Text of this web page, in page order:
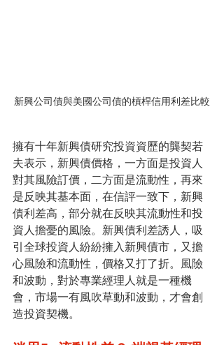
新興公司債與美國公司債的槓桿信用利差比較
擁有十年新興債研究投資資歷的龔契若
夫表示，新興債價格，一方面是投資人
對其風險訂價，二方面是流動性，再來
是反映其基本面，在信評一致下，新興
債利差高，部分就在反映其流動性和投
資人擔憂的風險。新興債利差誘人，吸
引全球投資人紛紛擁入新興債市，又擔
心風險和流動性，價格又打了折。風險
和波動，對於專業經理人就是一種機
會，市場一有風吹草動和波動，才會創
造投資契機。